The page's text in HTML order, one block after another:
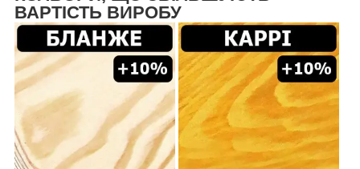
ВАРТІСТЬ ВИРОБУ